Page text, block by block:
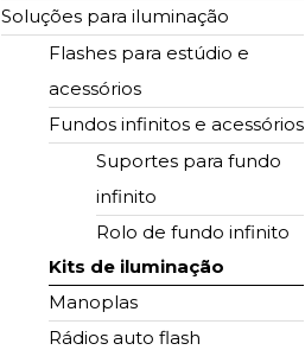
Lentes e Acessórios
Soluções para iluminação
Flashes para estúdio e
acessórios
Fundos infinitos e acessórios
Suportes para fundo
infinito
Rolo de fundo infinito
Kits de iluminação
Manoplas
Rádios auto flash